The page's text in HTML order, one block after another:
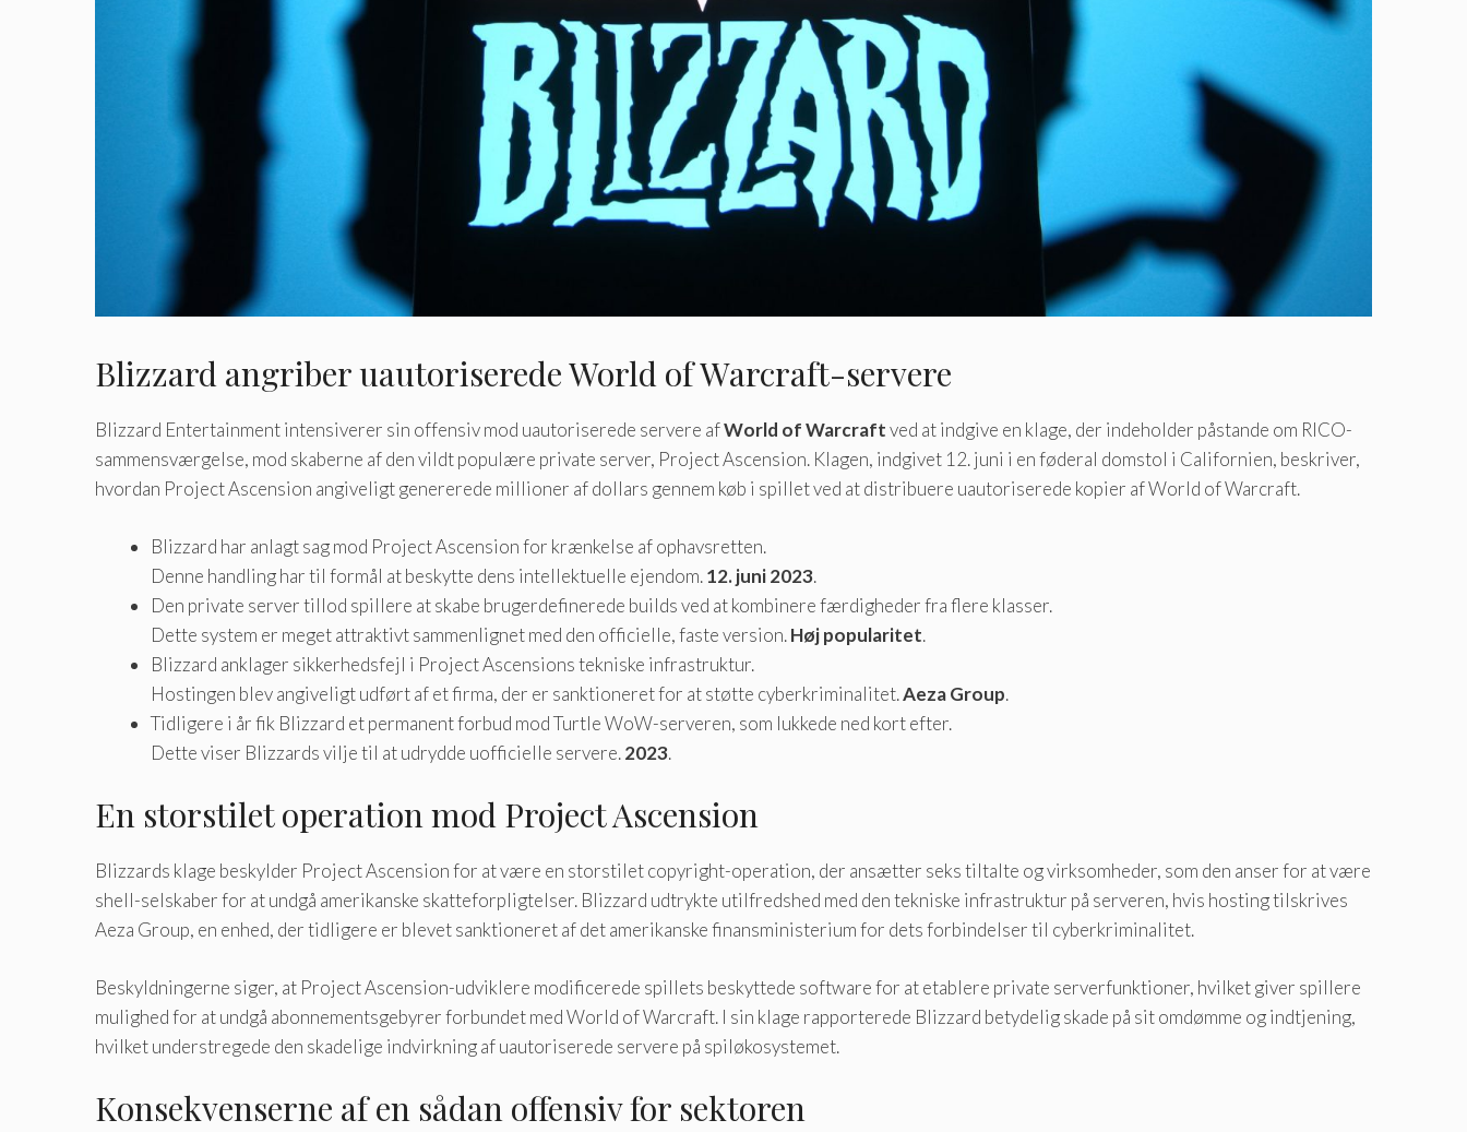
Blizzard angriber uautoriserede World of Warcraft-servere
Blizzard Entertainment intensiverer sin offensiv mod uautoriserede servere afWorld of Warcraftved at indgive en klage, der indeholder påstande om RICO-
sammensværgelse, mod skaberne af den vildt populære private server, Project Ascension. Klagen, indgivet 12. juni i en føderal domstol i Californien, beskriver,
hvordan Project Ascension angiveligt genererede millioner af dollars gennem køb i spillet ved at distribuere uautoriserede kopier af World of Warcraft.
Blizzard har anlagt sag mod Project Ascension for krænkelse af ophavsretten.
Denne handling har til formål at beskytte dens intellektuelle ejendom.12. juni 2023.
Den private server tillod spillere at skabe brugerdefinerede builds ved at kombinere færdigheder fra flere klasser.
Dette system er meget attraktivt sammenlignet med den officielle, faste version.Høj popularitet.
Blizzard anklager sikkerhedsfejl i Project Ascensions tekniske infrastruktur.
Hostingen blev angiveligt udført af et firma, der er sanktioneret for at støtte cyberkriminalitet.Aeza Group.
Tidligere i år fik Blizzard et permanent forbud mod Turtle WoW-serveren, som lukkede ned kort efter.
Dette viser Blizzards vilje til at udrydde uofficielle servere.2023.
En storstilet operation mod Project Ascension
Blizzards klage beskylder Project Ascension for at være en storstilet copyright-operation, der ansætter seks tiltalte og virksomheder, som den anser for at være
shell-selskaber for at undgå amerikanske skatteforpligtelser. Blizzard udtrykte utilfredshed med den tekniske infrastruktur på serveren, hvis hosting tilskrives
Aeza Group, en enhed, der tidligere er blevet sanktioneret af det amerikanske finansministerium for dets forbindelser til cyberkriminalitet.
Beskyldningerne siger, at Project Ascension-udviklere modificerede spillets beskyttede software for at etablere private serverfunktioner, hvilket giver spillere
mulighed for at undgå abonnementsgebyrer forbundet med World of Warcraft. I sin klage rapporterede Blizzard betydelig skade på sit omdømme og indtjening,
hvilket understregede den skadelige indvirkning af uautoriserede servere på spiløkosystemet.
Konsekvenserne af en sådan offensiv for sektoren